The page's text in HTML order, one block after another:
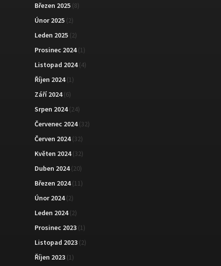
Březen 2025 (8)
Únor 2025 (2)
Leden 2025 (2)
Prosinec 2024(1)
Listopad 2024(4)
Říjen 2024(1)
Září 2024(6)
Srpen 2024(24)
Červenec 2024(32)
Červen 2024(32)
Květen 2024(32)
Duben 2024(20)
Březen 2024(11)
Únor 2024(2)
Leden 2024(2)
Prosinec 2023 (1)
Listopad 2023 (2)
Říjen 2023 (1)